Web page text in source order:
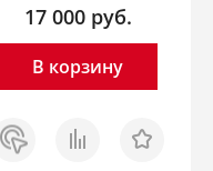
17 000 руб.
В корзину
Заказ
в 1
клик
Сравнить Отложить